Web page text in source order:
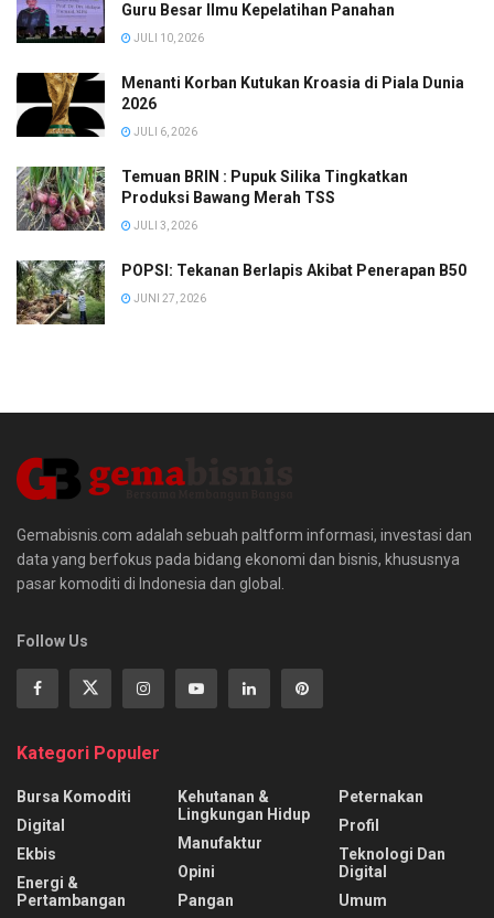
Guru Besar Ilmu Kepelatihan Panahan
JULI 10, 2026
Menanti Korban Kutukan Kroasia di Piala Dunia
2026
JULI 6, 2026
Temuan BRIN : Pupuk Silika Tingkatkan
Produksi Bawang Merah TSS
JULI 3, 2026
POPSI: Tekanan Berlapis Akibat Penerapan B50
JUNI 27, 2026
Gemabisnis.com adalah sebuah paltform informasi, investasi dan
data yang berfokus pada bidang ekonomi dan bisnis, khususnya
pasar komoditi di Indonesia dan global.
Follow Us
Kategori Populer
Bursa Komoditi
Digital
Ekbis
Energi &
Pertambangan
Kehutanan &
Lingkungan Hidup
Manufaktur
Opini
Pangan
Peternakan
Profil
Teknologi Dan
Digital
Umum